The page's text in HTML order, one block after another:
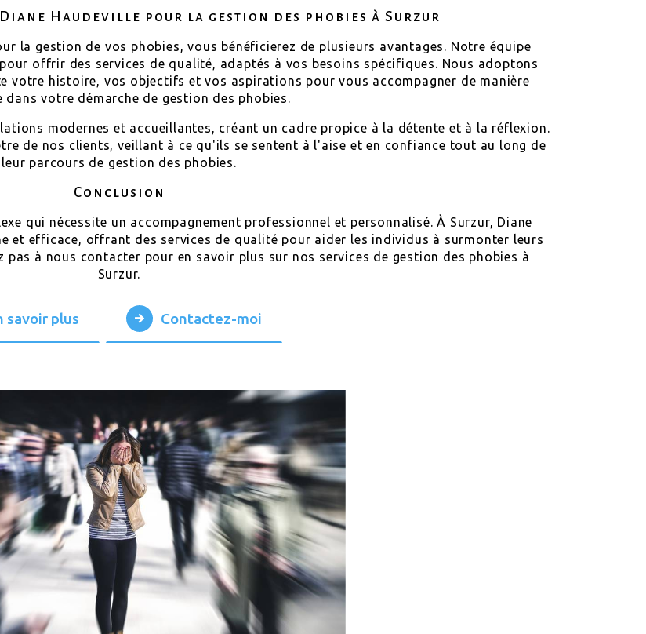
Haudeville pour la gestion des phobies à Surzur
la gestion de vos phobies, vous bénéficierez de plusieurs avantages. Notre équipe
offrir des services de qualité, adaptés à vos besoins spécifiques. Nous adoptons
votre histoire, vos objectifs et vos aspirations pour vous accompagner de manière
dans votre démarche de gestion des phobies.
modernes et accueillantes, créant un cadre propice à la détente et à la réflexion.
de nos clients, veillant à ce qu'ils se sentent à l'aise et en confiance tout au long de
leur parcours de gestion des phobies.
Conclusion
qui nécessite un accompagnement professionnel et personnalisé. À Surzur, Diane
et efficace, offrant des services de qualité pour aider les individus à surmonter leurs
pas à nous contacter pour en savoir plus sur nos services de gestion des phobies à
Surzur.
savoir plus Contactez-moi